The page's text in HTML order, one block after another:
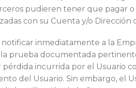
pudieren tener que pagar
con su Cuenta y/o
inmediatamente a la
prueba documentada
incurrida por el Usuario
del Usuario. Sin embargo, el